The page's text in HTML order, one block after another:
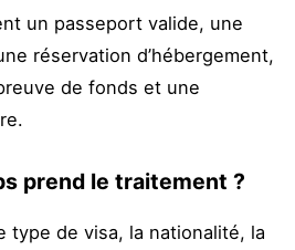
un passeport valide, une
réservation d’hébergement,
de fonds et une
prend le traitement ?
type de visa, la nationalité, la